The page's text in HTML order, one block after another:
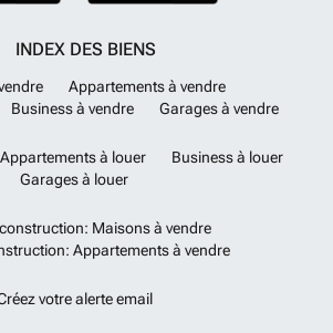
INDEX DES BIENS
Appartements à vendre
Business à vendre Garages à vendre
Appartements à louer
Business à louer
Garages à louer
Maisons à vendre
Appartements à vendre
votre alerte email